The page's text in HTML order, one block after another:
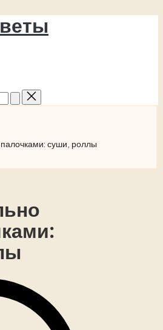
палочками: суши, роллы